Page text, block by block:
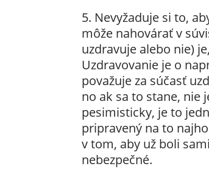
Nevyžaduje si to,
môže nahovárať v
uzdravuje alebo nie)
Uzdravovanie je o
považuje za súčasť
no ak sa to stane, nie
pesimisticky, je to
pripravený na to
v tom, aby už boli
nebezpečné.